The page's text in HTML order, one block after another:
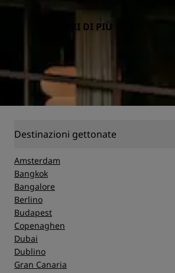
SCOPRI DI PIÙ
Destinazioni gettonate
Amsterdam
Bangkok
Bangalore
Berlino
Budapest
Copenaghen
Dubai
Dublino
Gran Canaria